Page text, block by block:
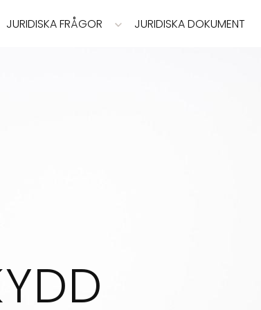
JURIDISKA FRÅGOR JURIDISKA DOKUMENT